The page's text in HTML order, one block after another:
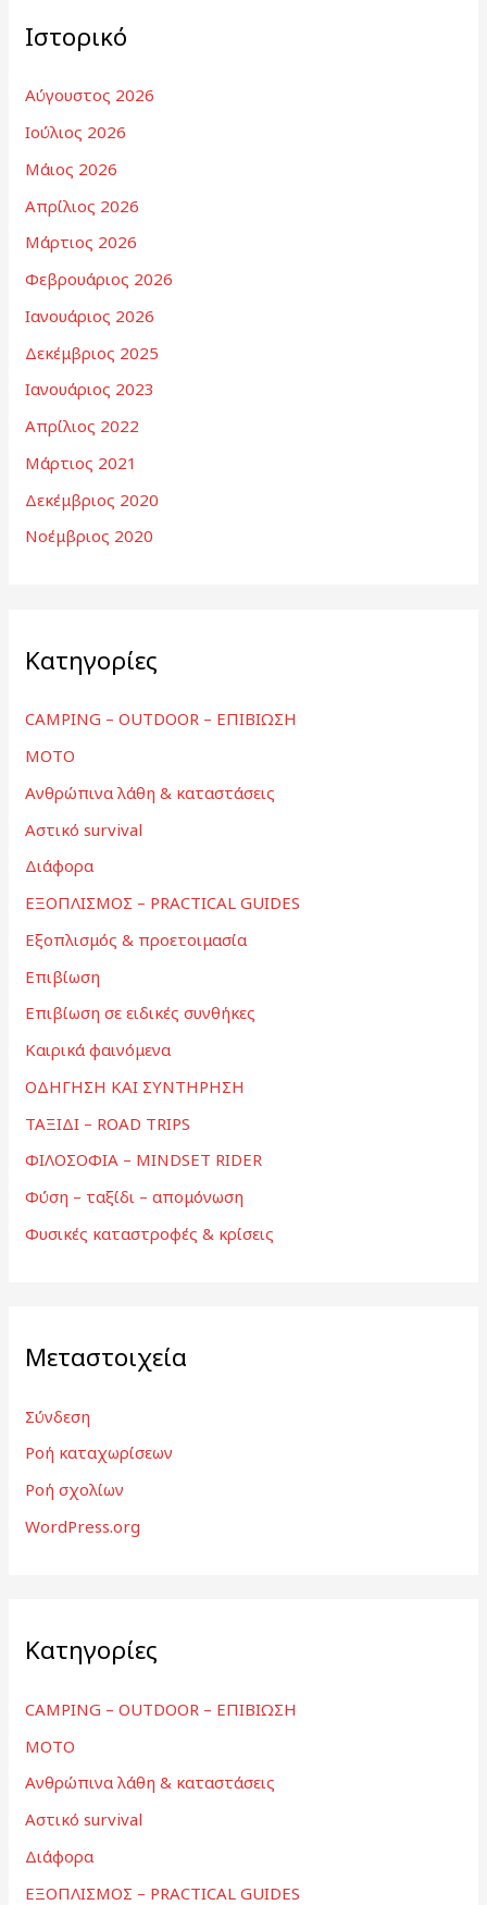
Ιστορικό
Αύγουστος 2026
Ιούλιος 2026
Μάιος 2026
Απρίλιος 2026
Μάρτιος 2026
Φεβρουάριος 2026
Ιανουάριος 2026
Δεκέμβριος 2025
Ιανουάριος 2023
Απρίλιος 2022
Μάρτιος 2021
Δεκέμβριος 2020
Νοέμβριος 2020
Kατηγορίες
CAMPING – OUTDOOR – ΕΠΙΒΙΩΣΗ
MOTO
Ανθρώπινα λάθη & καταστάσεις
Αστικό survival
Διάφορα
ΕΞΟΠΛΙΣΜΟΣ – PRACTICAL GUIDES
Εξοπλισμός & προετοιμασία
Επιβίωση
Επιβίωση σε ειδικές συνθήκες
Καιρικά φαινόμενα
ΟΔΗΓΗΣΗ ΚΑΙ ΣΥΝΤΗΡΗΣΗ
ΤΑΞΙΔΙ – ROAD TRIPS
ΦΙΛΟΣΟΦΙΑ – MINDSET RIDER
Φύση – ταξίδι – απομόνωση
Φυσικές καταστροφές & κρίσεις
Μεταστοιχεία
Σύνδεση
Ροή καταχωρίσεων
Ροή σχολίων
WordPress.org
Kατηγορίες
CAMPING – OUTDOOR – ΕΠΙΒΙΩΣΗ
MOTO
Ανθρώπινα λάθη & καταστάσεις
Αστικό survival
Διάφορα
ΕΞΟΠΛΙΣΜΟΣ – PRACTICAL GUIDES